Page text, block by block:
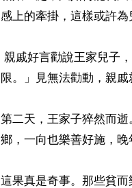
感上的牽掛，這樣或許為
限。」見無法勸動，親
第二天，王家子猝然而
鄉，一向也樂善好施，晚
這果真是奇事。那些貧